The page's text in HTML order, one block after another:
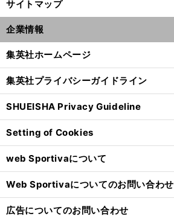
サイトマップ
企業情報
集英社ホームページ
集英社プライバシーガイドライン
SHUEISHA Privacy Guideline
Setting of Cookies
web Sportivaについて
Web Sportivaについてのお問い合わせ
広告についてのお問い合わせ